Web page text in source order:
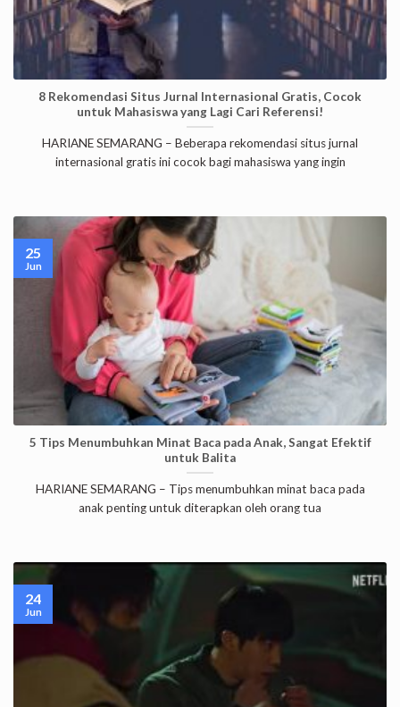
8 Rekomendasi Situs Jurnal Internasional Gratis, Cocok
untuk Mahasiswa yang Lagi Cari Referensi!
HARIANE SEMARANG – Beberapa rekomendasi situs jurnal
internasional gratis ini cocok bagi mahasiswa yang ingin
5 Tips Menumbuhkan Minat Baca pada Anak, Sangat Efektif
untuk Balita
HARIANE SEMARANG – Tips menumbuhkan minat baca pada
anak penting untuk diterapkan oleh orang tua
25
Jun
24
Jun